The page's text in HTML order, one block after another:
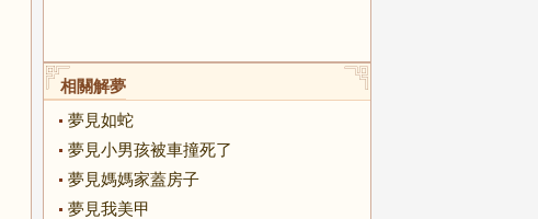
相關解夢
夢見如蛇
夢見小男孩被車撞死了
夢見媽媽家蓋房子
夢見我美甲